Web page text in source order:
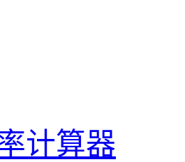
计算器